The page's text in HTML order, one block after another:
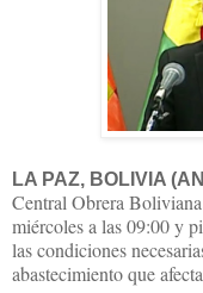
LA PAZ, BOLIVIA
Central Obrera
miércoles a las 09:00 y
las condiciones
abastecimiento que